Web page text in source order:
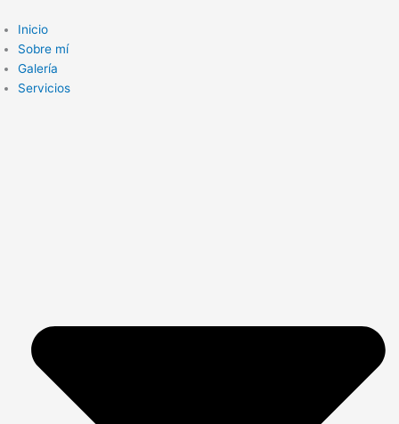
al
contenido
Inicio
Sobre mí
Galería
Servicios